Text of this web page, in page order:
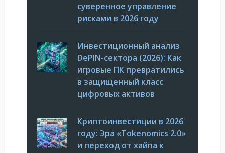
суверенное управление
рисками в 2026 году
Инвестиционный анализ
DePIN-сектора (2026): Как
игровые ПК превратились
в защищенный класс
цифровых активов
Криптоинвестиции в 2026
году: Эра «Tokenomics 2.0»
и переход от хайпа к